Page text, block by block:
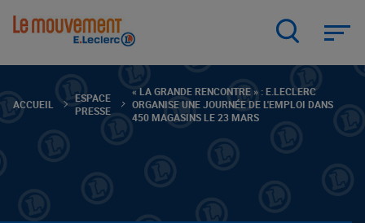
ACCUEIL
ESPACE
PRESSE
« LA GRANDE RENCONTRE » : E.LECLERC
ORGANISE UNE JOURNÉE DE L'EMPLOI DANS
450 MAGASINS LE 23 MARS